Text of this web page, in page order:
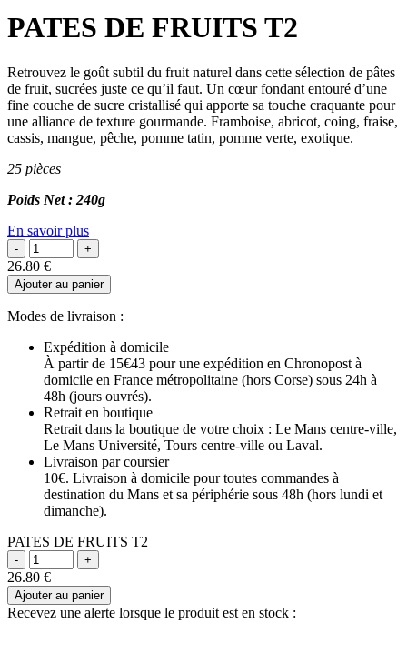
PATES DE FRUITS T2
Retrouvez le goût subtil du fruit naturel dans cette sélection de pâtes
de fruit, sucrées juste ce qu’il faut. Un cœur fondant entouré d’une
fine couche de sucre cristallisé qui apporte sa touche craquante pour
une alliance de texture gourmande. Framboise, abricot, coing, fraise,
cassis, mangue, pêche, pomme tatin, pomme verte, exotique.
25 pièces
Poids Net : 240g
En savoir plus
26.80 €
Ajouter au panier
Modes de livraison :
Expédition à domicile
À partir de 15€43 pour une expédition en Chronopost à
domicile en France métropolitaine (hors Corse) sous 24h à
48h (jours ouvrés).
Retrait en boutique
Retrait dans la boutique de votre choix : Le Mans centre-ville,
Le Mans Université, Tours centre-ville ou Laval.
Livraison par coursier
10€. Livraison à domicile pour toutes commandes à
destination du Mans et sa périphérie sous 48h (hors lundi et
dimanche).
PATES DE FRUITS T2
26.80 €
Ajouter au panier
Recevez une alerte lorsque le produit est en stock :